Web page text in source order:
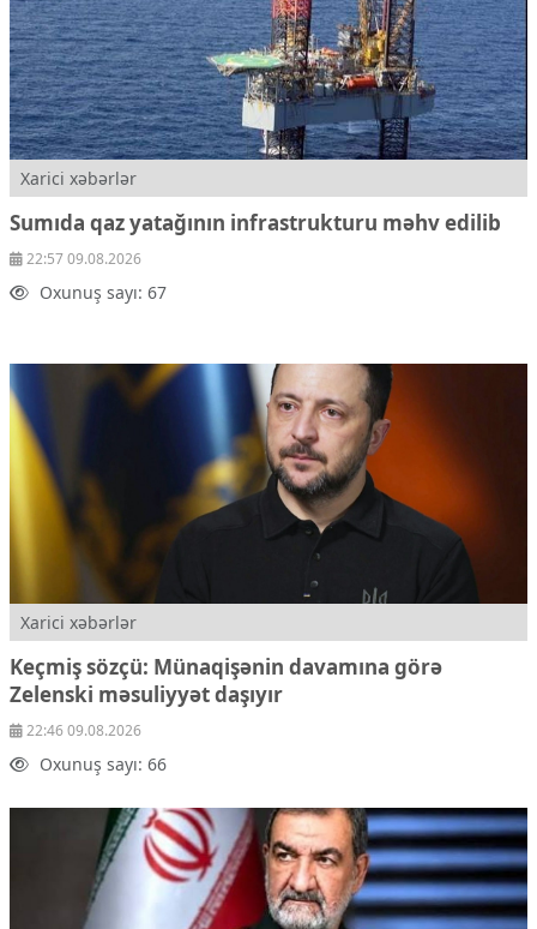
Xarici xəbərlər
Sumıda qaz yatağının infrastrukturu məhv edilib
22:57 09.08.2026
Oxunuş sayı: 67
Xarici xəbərlər
Keçmiş sözçü: Münaqişənin davamına görə
Zelenski məsuliyyət daşıyır
22:46 09.08.2026
Oxunuş sayı: 66